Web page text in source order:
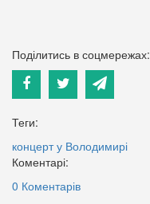
Поділитись в соцмережах:
Теги:
концерт у Володимирі
Коментарі:
0 Коментарів